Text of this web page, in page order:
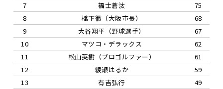
7
福士蒼汰
75
8
橋下徹（大阪市長）
68
9
大谷翔平（野球選手）
67
10
マツコ・デラックス
62
11
松山英樹（プロゴルファー）
61
12
綾瀬はるか
59
13
有吉弘行
49